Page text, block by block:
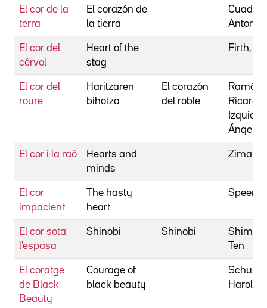
El cor de la
terra
El corazón de
la tierra
Cuadri,
Antonio
El cor del
cérvol
Heart of the
stag
Firth,
El cor del
roure
Haritzaren
bihotza
El corazón
del roble
Ramón,
Ricardo
Ángel
El cor i la raó
Hearts and
minds
Ziman,
El cor
impacient
The hasty
heart
Speer,
El cor sota
l'espasa
Shinobi Shinobi
Ten
El coratge
de Black
Beauty
Courage of
black beauty
Harold